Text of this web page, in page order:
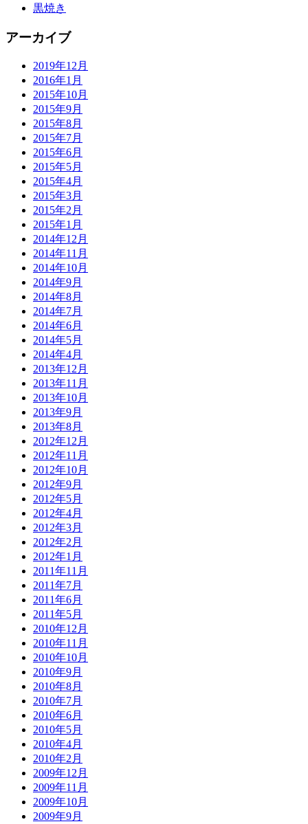
黒焼き
アーカイブ
2019年12月
2016年1月
2015年10月
2015年9月
2015年8月
2015年7月
2015年6月
2015年5月
2015年4月
2015年3月
2015年2月
2015年1月
2014年12月
2014年11月
2014年10月
2014年9月
2014年8月
2014年7月
2014年6月
2014年5月
2014年4月
2013年12月
2013年11月
2013年10月
2013年9月
2013年8月
2012年12月
2012年11月
2012年10月
2012年9月
2012年5月
2012年4月
2012年3月
2012年2月
2012年1月
2011年11月
2011年7月
2011年6月
2011年5月
2010年12月
2010年11月
2010年10月
2010年9月
2010年8月
2010年7月
2010年6月
2010年5月
2010年4月
2010年2月
2009年12月
2009年11月
2009年10月
2009年9月